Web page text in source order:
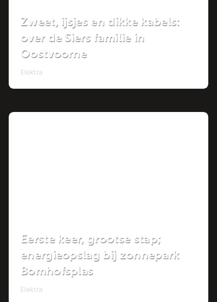
Zweet, ijsjes en dikke kabels:
over de Siers familie in
Oostvoorne
Elektra
Eerste keer, grootse stap;
energieopslag bij zonnepark
Bomhofsplas
Elektra